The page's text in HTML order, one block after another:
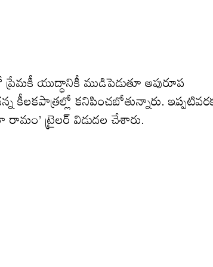
యుద్ధానికీ ముడిపెడుతూ అపురూప
కీలకపాత్రల్లో కనిపించబోతున్నారు.
రామం’ ట్రైలర్ విడుదల చేశారు.